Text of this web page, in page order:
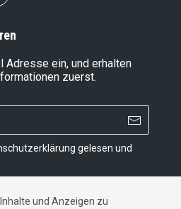
Adresse ein, und erhalten
zuerst.
gelesen und
und Anzeigen zu